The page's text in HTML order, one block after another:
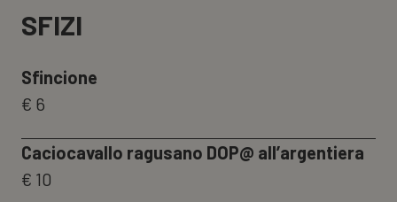
SFIZI
Sfincione
€ 6
Caciocavallo ragusano DOP@ all’argentiera
€ 10